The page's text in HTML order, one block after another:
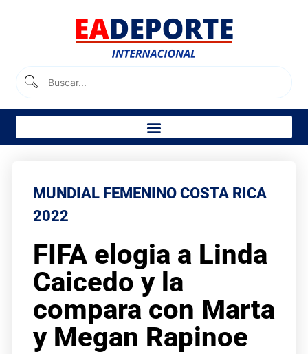
MUNDIAL FEMENINO COSTA RICA
2022
FIFA elogia a Linda
Caicedo y la
compara con Marta
y Megan Rapinoe